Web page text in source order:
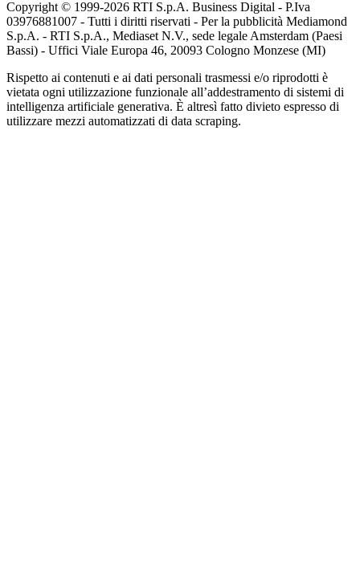
Copyright © 1999-2026 RTI S.p.A. Business Digital - P.Iva
03976881007 - Tutti i diritti riservati - Per la pubblicità Mediamond
S.p.A. - RTI S.p.A., Mediaset N.V., sede legale Amsterdam (Paesi
Bassi) - Uffici Viale Europa 46, 20093 Cologno Monzese (MI)
Rispetto ai contenuti e ai dati personali trasmessi e/o riprodotti è
vietata ogni utilizzazione funzionale all’addestramento di sistemi di
intelligenza artificiale generativa. È altresì fatto divieto espresso di
utilizzare mezzi automatizzati di data scraping.